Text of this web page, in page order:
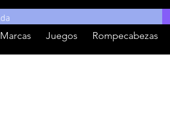
Marcas Juegos Rompecabezas